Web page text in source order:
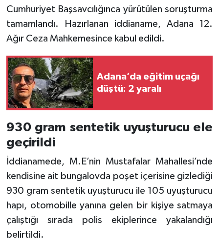
Cumhuriyet Başsavcılığınca yürütülen soruşturma
tamamlandı. Hazırlanan iddianame, Adana 12.
Ağır Ceza Mahkemesince kabul edildi.
Adana’da eğitim uçağı
düştü: 2 yaralı
930 gram sentetik uyuşturucu ele
geçirildi
İddianamede, M.E’nin Mustafalar Mahallesi’nde
kendisine ait bungalovda poşet içerisine gizlediği
930 gram sentetik uyuşturucu ile 105 uyuşturucu
hapı, otomobille yanına gelen bir kişiye satmaya
çalıştığı sırada polis ekiplerince yakalandığı
belirtildi.